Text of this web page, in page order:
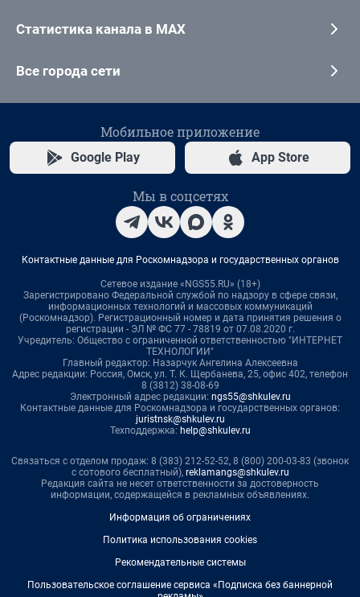
Статистика канала в MAX
Все города сети
Мобильное приложение
Google Play App Store
Мы в соцсетях
Контактные данные для Роскомнадзора и государственных органов
Сетевое издание «NGS55.RU» (18+)
Зарегистрировано Федеральной службой по надзору в сфере связи,
информационных технологий и массовых коммуникаций
(Роскомнадзор). Регистрационный номер и дата принятия решения о
регистрации - ЭЛ № ФС 77 - 78819 от 07.08.2020 г.
Учредитель: Общество с ограниченной ответственностью "ИНТЕРНЕТ
ТЕХНОЛОГИИ"
Главный редактор: Назарчук Ангелина Алексеевна
Адрес редакции: Россия, Омск, ул. Т. К. Щербанева, 25, офис 402, телефон
8 (3812) 38-08-69
Электронный адрес редакции: ngs55@shkulev.ru
Контактные данные для Роскомнадзора и государственных органов:
juristnsk@shkulev.ru
Техподдержка: help@shkulev.ru
Связаться с отделом продаж: 8 (383) 212-52-52, 8 (800) 200-03-83 (звонок
с сотового бесплатный), reklamangs@shkulev.ru
Редакция сайта не несет ответственности за достоверность
информации, содержащейся в рекламных объявлениях.
Информация об ограничениях
Политика использования cookies
Рекомендательные системы
Пользовательское соглашение сервиса «Подписка без баннерной